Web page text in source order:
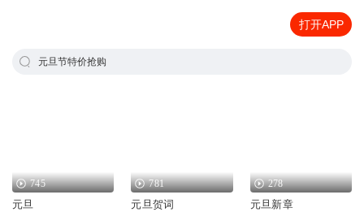
打开APP
元旦节特价抢购
745
元旦
781
元旦贺词
278
元旦新章